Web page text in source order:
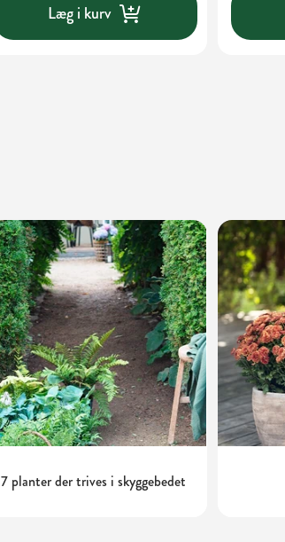
Læg i kurv
7 planter der trives i skyggebedet